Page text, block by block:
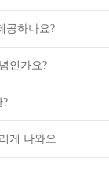
공하나요?
인가요?
?
게 나와요.